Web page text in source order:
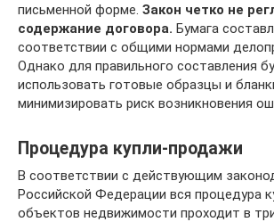
письменной форме. Закон четко не
содержание договора. Бумага
соответствии с общими нормами
Однако для правильного составления
использовать готовые образцы и
минимизировать риск возникновения
Процедура купли-продажи
В соответствии с действующим
Российской Федерации вся процедура
объектов недвижимости проходит в